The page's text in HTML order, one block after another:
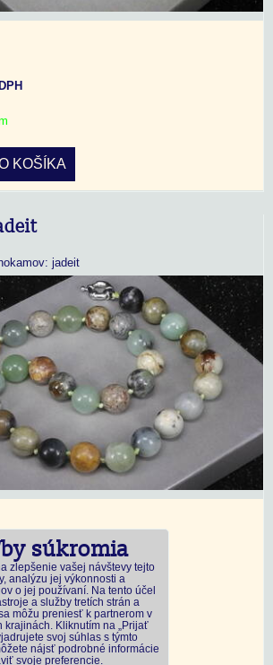
KOŠÍKA
jadeit
KOŠÍKA
súkromia
zlepšenie vašej návštevy tejto
analýzu jej výkonnosti a
o jej používaní. Na tento účel
a služby tretích strán a
môžu preniesť k partnerom v
krajinách. Kliknutím na „Prijať
svoj súhlas s týmto
nájsť podrobné informácie
svoje preferencie.